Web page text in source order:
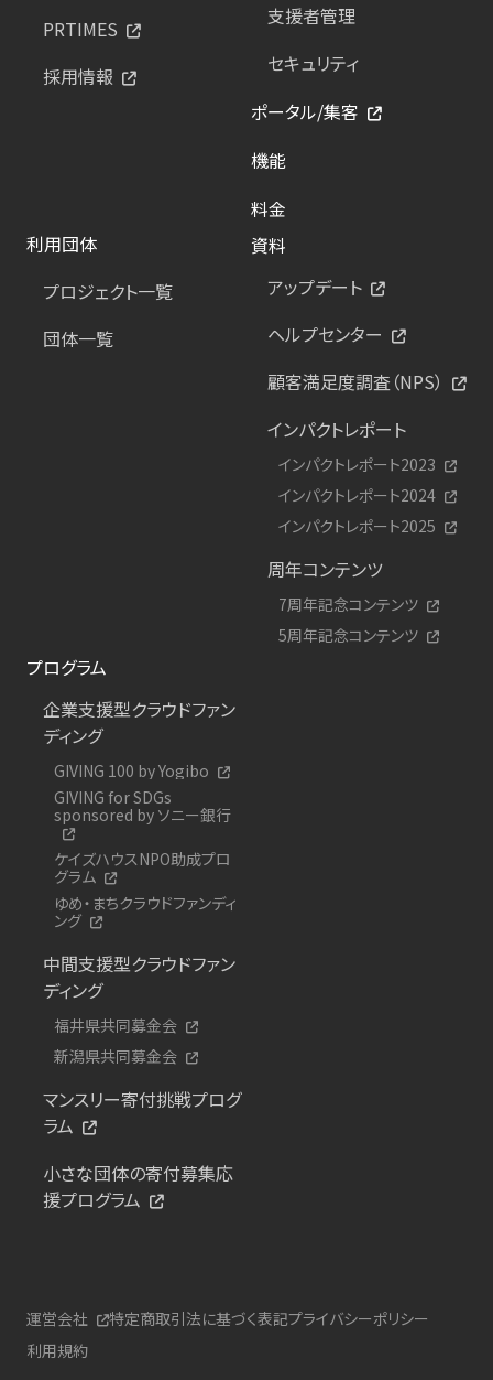
PRTIMES
採用情報
支援者管理
セキュリティ
ポータル/集客
機能
料金
利用団体
プロジェクト一覧
団体一覧
資料
アップデート
ヘルプセンター
顧客満足度調査（NPS）
インパクトレポート
インパクトレポート2023
インパクトレポート2024
インパクトレポート2025
周年コンテンツ
7周年記念コンテンツ
5周年記念コンテンツ
プログラム
企業支援型クラウドファン
ディング
GIVING 100 by Yogibo
GIVING for SDGs
sponsored by ソニー銀行
ケイズハウスNPO助成プロ
グラム
ゆめ・まちクラウドファンディ
ング
中間支援型クラウドファン
ディング
福井県共同募金会
新潟県共同募金会
マンスリー寄付挑戦プログ
ラム
小さな団体の寄付募集応
援プログラム
運営会社 特定商取引法に基づく表記プライバシーポリシー
利用規約